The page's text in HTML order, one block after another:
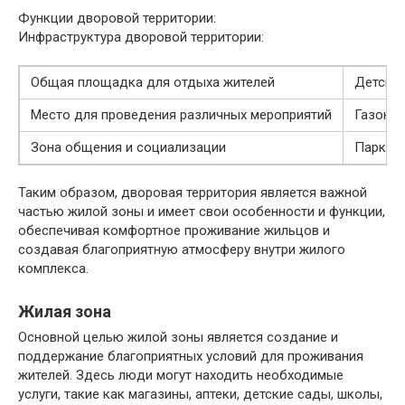
Функции дворовой территории:
Инфраструктура дворовой территории:
Общая площадка для отдыха жителей
Место для проведения различных мероприятий
Газоны
Зона общения и социализации
Таким образом, дворовая территория является важной
частью жилой зоны и имеет свои особенности и функции,
обеспечивая комфортное проживание жильцов и
создавая благоприятную атмосферу внутри жилого
комплекса.
Жилая зона
Основной целью жилой зоны является создание и
поддержание благоприятных условий для проживания
жителей. Здесь люди могут находить необходимые
услуги, такие как магазины, аптеки, детские сады, школы,